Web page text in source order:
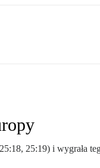
25:19) i wygrała